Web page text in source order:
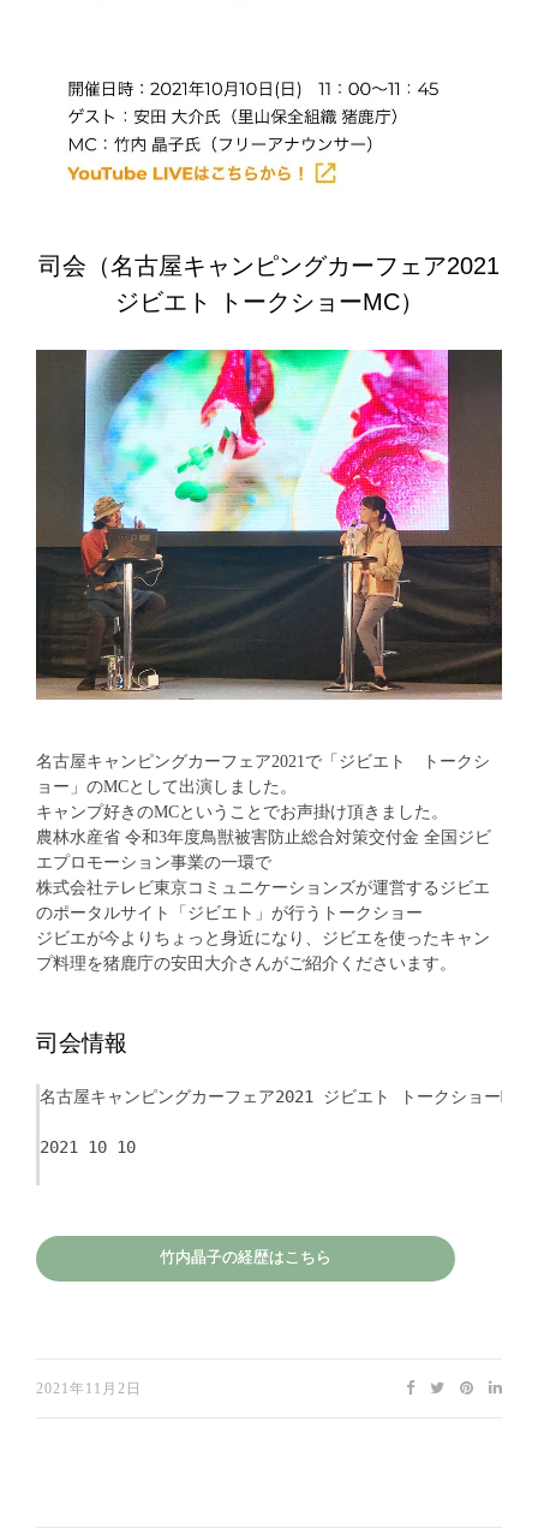
司会（名古屋キャンピングカーフェア2021
ジビエト トークショーMC）
名古屋キャンピングカーフェア2021で「ジビエト トークシ
ョー」のMCとして出演しました。
キャンプ好きのMCということでお声掛け頂きました。
農林水産省 令和3年度鳥獣被害防止総合対策交付金 全国ジビ
エプロモーション事業の一環で
株式会社テレビ東京コミュニケーションズが運営するジビエ
のポータルサイト「ジビエト」が行うトークショー
ジビエが今よりちょっと身近になり、ジビエを使ったキャン
プ料理を猪鹿庁の安田大介さんがご紹介くださいます。
司会情報
名古屋キャンピングカーフェア2021 ジビエト トークショーMC
2021 10 10
竹内晶子の経歴はこちら
2021年11月2日